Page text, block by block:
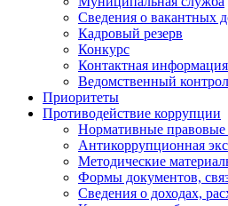
Сведения о вакантных
Кадровый резерв
Конкурс
Контактная информация
Ведомственный
Приоритеты
Противодействие коррупции
Нормативные правовые
Антикоррупционная
Методические
Формы документов,
Сведения о доходах,